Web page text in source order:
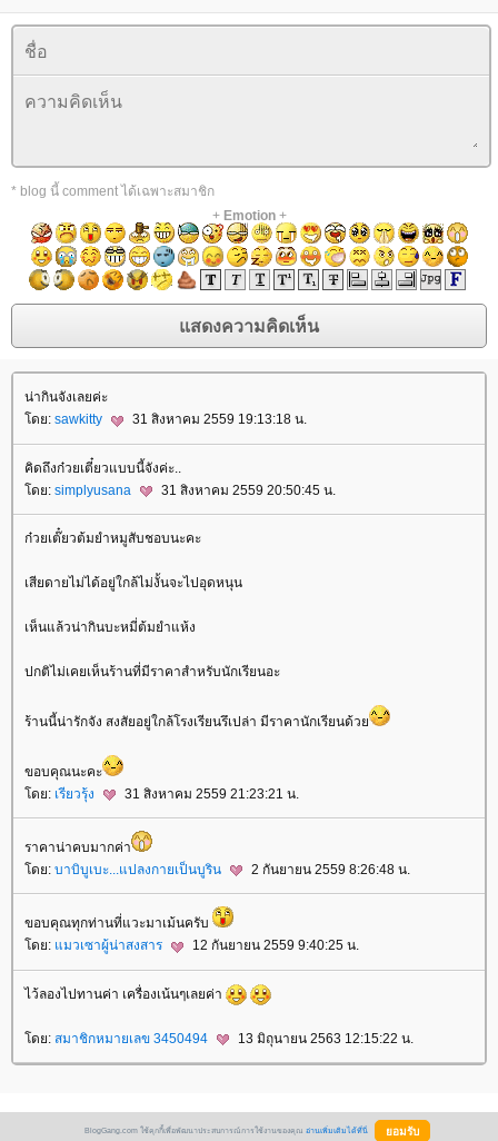
* blog นี้ comment ได้เฉพาะสมาชิก
+ Emotion+
น่ากินจังเลยค่ะ
ดย: sawkitty 31 สิงหาคม 2559 19:13:18 น.
คิดถึงก๋วยเตี๋ยวแบบนี้จังค่ะ..
ดย: simplyusana 31 สิงหาคม 2559 20:50:45 น.
ก๋วยเต๊๋ยวต้มยำหมูสับชอบนะคะ
เสียดายไม่ได้อยู่ใกล้ไม่งั้นจะไปอุดหนุน
เห็นแล้วน่ากินบะหมี่ต้มยำแห้ง
ปกติไม่เคยเห็นร้านที่มีราคาสำหรับนักเรียนอะ
ร้านนี้น่ารักจัง สงสัยอยู่ใกล้โรงเรียนรึเปล่า มีราคานักเรียนด้ว
ขอบคุณนะคะ
ดย: เรียวรุ้ง 31 สิงหาคม 2559 21:23:21 น.
ราคาน่าคบมากค่า
ดย: บาบิบูเบะ...แปลงกายเป็นบูริน 2 กันยายน 2559 8:26:48 น.
ขอบคุณทุกท่านที่แวะมาเม้นครับ
ดย: มวเซาผู้น่าสงสาร 12 กันยายน 2559 9:40:25 น.
ไว้ลองไปทานค่า เครื่องเน้นๆเลยค่า
ดย: สมาชิกหมายเลข 3450494 13 มิถุนายน 2563 12:15:22 น.
BlogGang.com ใช้คุกกี้เพื่อพัฒนาประสบการณ์การใช้งานของคุณ อ่านเพิ่มเติมได้ที่นี่